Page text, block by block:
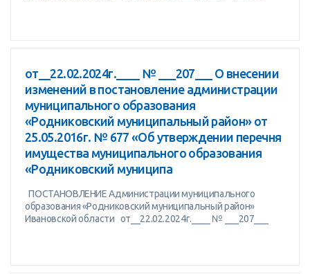
от__22.02.2024г.____ № ___207___ О внесении
изменений в постановление администрации
муниципального образования
«Родниковский муниципальный район» от
25.05.2016г. № 677 «Об утверждении перечня
имущества муниципального образования
«Родниковский муниципа
ПОСТАНОВЛЕНИЕ Администрации муниципального
образования «Родниковский муниципальный район»
Ивановской области от__22.02.2024г.____ № ___207___